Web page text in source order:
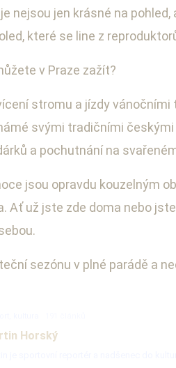
nejsou jen krásné na
které se line z
v Praze zažít?
stromu a jízdy
svými tradičními
a pochutnání na
jsou opravdu kouzelným
Ať už jste zde doma nebo
sezónu v plné parádě a
Horský